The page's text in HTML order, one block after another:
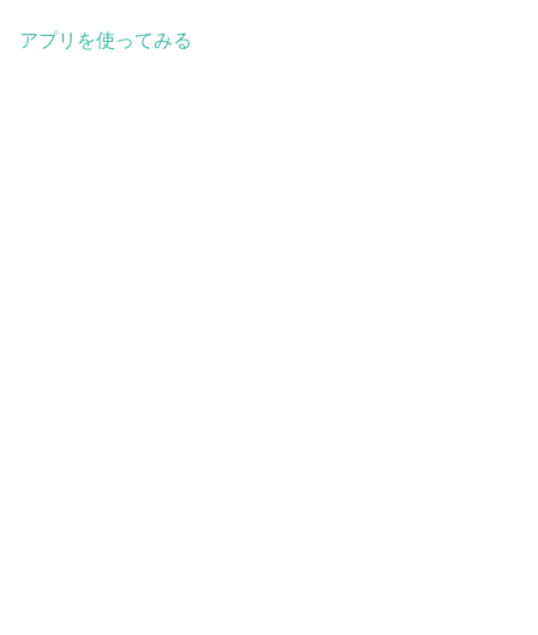
アプリを使ってみる